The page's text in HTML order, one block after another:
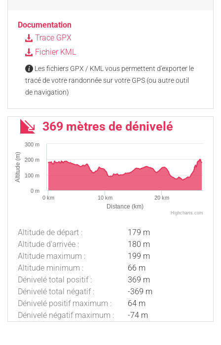
Documentation
Trace GPX
Fichier KML
Les fichiers GPX / KML vous permettent d'exporter le
tracé de votre randonnée sur votre GPS (ou autre outil
de navigation)
369 mètres de dénivelé
Distance (km)
Altitude (m)
0 km 10 km 20 km
0 m
100 m
200 m
300 m
Highcharts.com
Altitude de départ :
179 m
Altitude d'arrivée :
180 m
Altitude maximum :
199 m
Altitude minimum :
66 m
Dénivelé total positif :
369 m
Dénivelé total négatif :
-369 m
Dénivelé positif maximum :
64 m
Dénivelé négatif maximum :
-74 m